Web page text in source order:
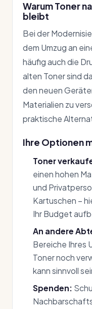
Warum Toner
bleibt
Bei der
dem Umzug an
häufig auch die
alten Toner sind
den neuen
Materialien zu
praktische
Ihre Optionen
Toner
einen hohen
und
Kartuschen –
Ihr Budget
An andere
Bereiche Ihres
Toner noch
kann sinnvoll
Spenden: